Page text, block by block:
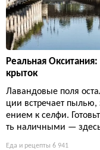
Реальная
крыток
Лавандовые поля
ции встречает
ением к селфи.
ть наличными — здесь
Еда и рецепты 6 941